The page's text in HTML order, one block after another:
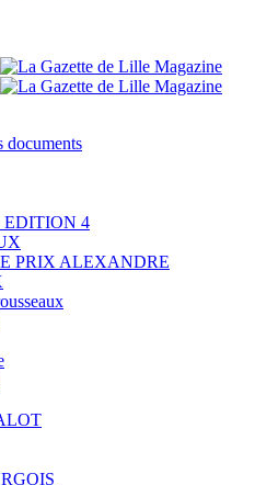
documents
EDITION 4
PRIX ALEXANDRE